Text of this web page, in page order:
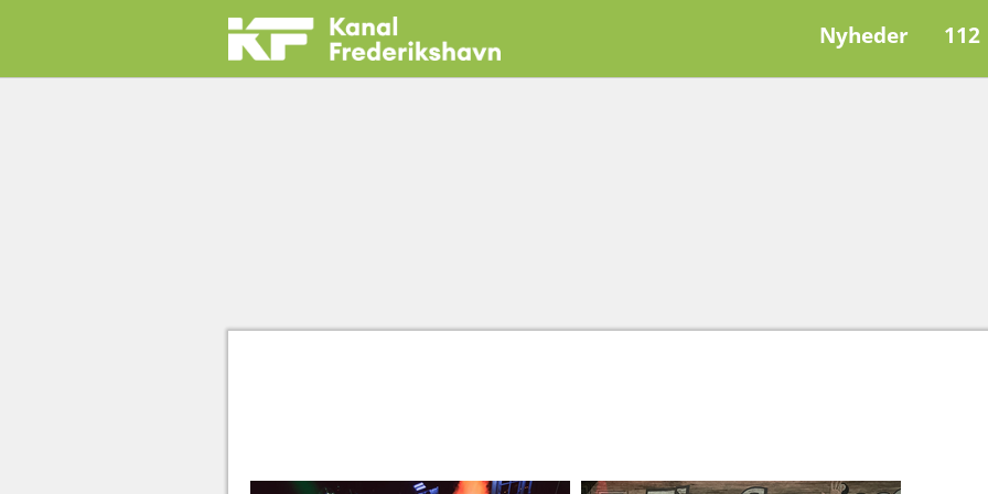
Nyheder 112